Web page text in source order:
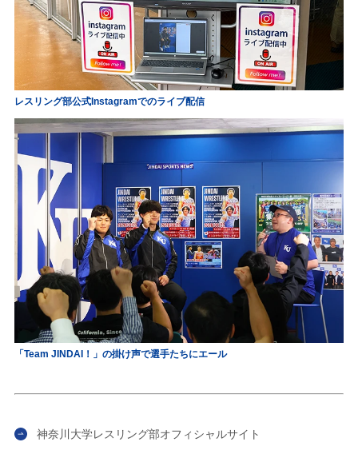
レスリング部公式Instagramでのライブ配信
「Team JINDAI！」の掛け声で選手たちにエール
神奈川大学レスリング部オフィシャルサイト